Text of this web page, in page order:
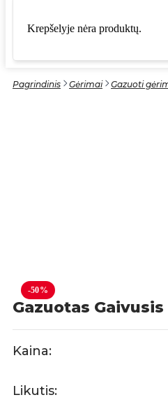
Krepšelyje nėra produktų.
Pagrindinis Gėrimai Gazuoti
-50%
Gazuotas
Kaina:
Likutis: